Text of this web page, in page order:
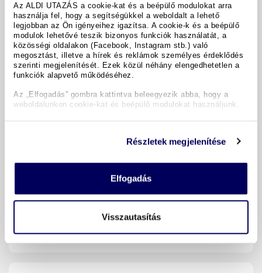
Az ALDI UTAZÁS a cookie-kat és a beépülő modulokat arra
használja fel, hogy a segítségükkel a weboldalt a lehető
legjobban az Ön igényeihez igazítsa. A cookie-k és a beépülő
modulok lehetővé teszik bizonyos funkciók használatát, a
közösségi oldalakon (Facebook, Instagram stb.) való
megosztást, illetve a hírek és reklámok személyes érdeklődés
szerinti megjelenítését. Ezek közül néhány elengedhetetlen a
funkciók alapvető működéséhez.
Az „Elfogadás” gombra kattintva beleegyezik abba, hogy a
weboldalunkon cookie-kat és beépülő modulokat használjunk.
Részletek megjelenítése
Elfogadás
Visszautasítás
1 x Southern Ridge Walk túra Szingapúrban
(időtartam kb. 3,5 óra, 40. nap)
1 x esti túra Szingapúrban (időtartam kb. 3,5 óra,
40. nap)
Minden transzfer, kirándulás, belépő és
városnézés Los Angelesben és Szingapúrban az
útiterv szerint, német nyelvű idegenvezetővel
Időpontok és árak